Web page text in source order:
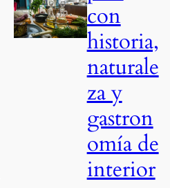
con
historia,
naturale
za y
gastron
omía de
interior